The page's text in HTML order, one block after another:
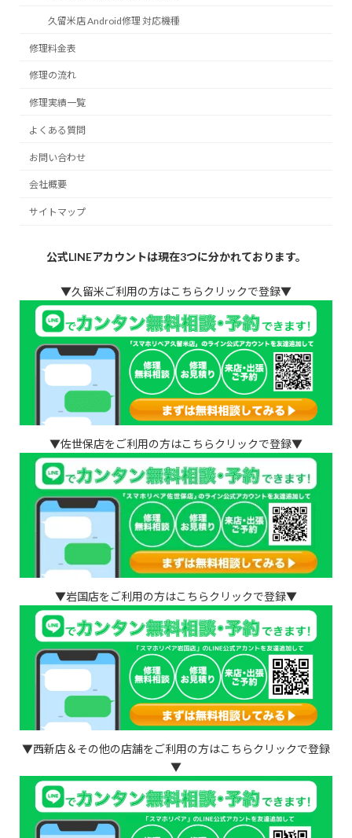
久留米店 Android修理 対応機種
修理料金表
修理の流れ
修理実績一覧
よくある質問
お問い合わせ
会社概要
サイトマップ
公式LINEアカウントは現在3つに分かれております。
▼久留米ご利用の方はこちらクリックで登録▼
▼佐世保店をご利用の方はこちらクリックで登録▼
▼岩国店をご利用の方はこちらクリックで登録▼
▼西新店＆その他の店舗をご利用の方はこちらクリックで登録
▼